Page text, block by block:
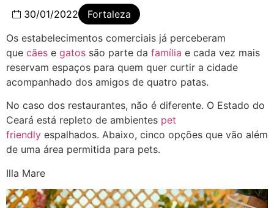
30/01/2022
Fortaleza
Os estabelecimentos comerciais já perceberam
que cães e gatos são parte da família e cada vez mais
reservam espaços para quem quer curtir a cidade
acompanhado dos amigos de quatro patas.
No caso dos restaurantes, não é diferente. O Estado do
Ceará está repleto de ambientes pet
friendly espalhados. Abaixo, cinco opções que vão além
de uma área permitida para pets.
Illa Mare